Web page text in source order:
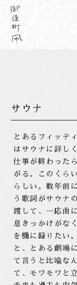
サウナ
とあるフィッテ
はサウナに詳し
仕事が終わった
がる。このくら
らしい。数年前
う歌詞がサウナ
渡して、一応曲
息きっかけがな
を機に録りたい
と、とある劇場
て言うと比喩な
て、モワモワと